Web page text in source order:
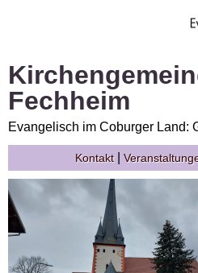
Fechheim
Evangelisch im Coburger Land:
Kontakt|